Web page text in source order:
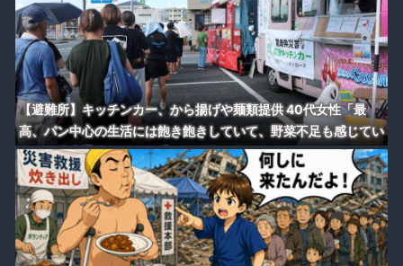
【避難所】キッチンカー、から揚げや麺類提供 40代女性「最
高、パン中心の生活には飽き飽きしていて、野菜不足も感じてい
た」→時事通信タイトル「パンに飽き飽き」